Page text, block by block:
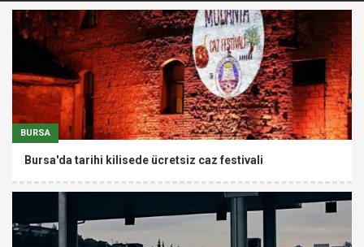
BURSA
Bursa'da tarihi kilisede ücretsiz caz festivali